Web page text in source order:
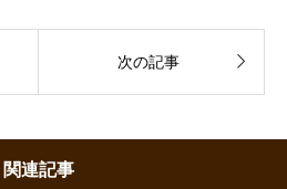
次の記事 
関連記事